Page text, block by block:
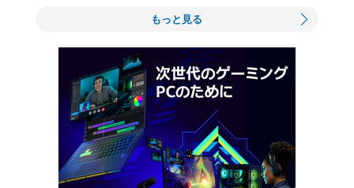
もっと見る